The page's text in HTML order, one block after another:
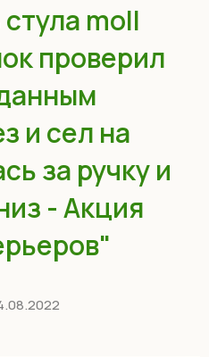
moll
проверил
и сел на
за ручку и
- Акция